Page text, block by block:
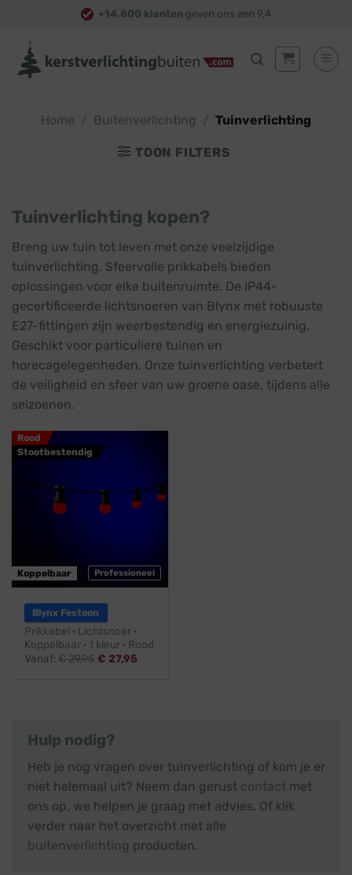
content
+14.800 klanten geven ons een 9,4
Home Buitenverlichting Tuinverlichting
TOON FILTERS
Tuinverlichting kopen?
Breng uw tuin tot leven met onze veelzijdige
tuinverlichting. Sfeervolle prikkabels bieden
oplossingen voor elke buitenruimte. De IP44-
gecertificeerde lichtsnoeren van Blynx met robuuste
E27-fittingen zijn weerbestendig en energiezuinig.
Geschikt voor particuliere tuinen en
horecagelegenheden. Onze tuinverlichting verbetert
de veiligheid en sfeer van uw groene oase, tijdens alle
seizoenen.
Rood
Stootbestendig
Professioneel
Koppelbaar
Blynx Festoon
Prikkabel · Lichtsnoer ·
Koppelbaar · 1 kleur · Rood
Vanaf:€29,95 € 27,95
Hulp nodig?
Heb je nog vragen over tuinverlichting of kom je er
niet helemaal uit? Neem dan gerust contact met
ons op, we helpen je graag met advies. Of klik
verder naar het overzicht met alle
buitenverlichting producten.